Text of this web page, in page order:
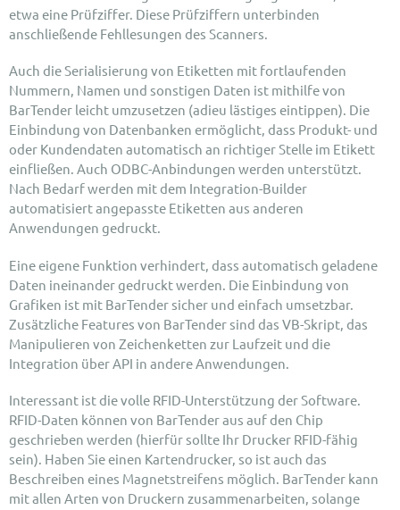
etwa eine Prüfziffer. Diese Prüfziffern unterbinden
anschließende Fehllesungen des Scanners.
Auch die Serialisierung von Etiketten mit fortlaufenden
Nummern, Namen und sonstigen Daten ist mithilfe von
BarTender leicht umzusetzen (adieu lästiges eintippen). Die
Einbindung von Datenbanken ermöglicht, dass Produkt- und
oder Kundendaten automatisch an richtiger Stelle im Etikett
einfließen. Auch ODBC-Anbindungen werden unterstützt.
Nach Bedarf werden mit dem Integration-Builder
automatisiert angepasste Etiketten aus anderen
Anwendungen gedruckt.
Eine eigene Funktion verhindert, dass automatisch geladene
Daten ineinander gedruckt werden. Die Einbindung von
Grafiken ist mit BarTender sicher und einfach umsetzbar.
Zusätzliche Features von BarTender sind das VB-Skript, das
Manipulieren von Zeichenketten zur Laufzeit und die
Integration über API in andere Anwendungen.
Interessant ist die volle RFID-Unterstützung der Software.
RFID-Daten können von BarTender aus auf den Chip
geschrieben werden (hierfür sollte Ihr Drucker RFID-fähig
sein). Haben Sie einen Kartendrucker, so ist auch das
Beschreiben eines Magnetstreifens möglich. BarTender kann
mit allen Arten von Druckern zusammenarbeiten, solange